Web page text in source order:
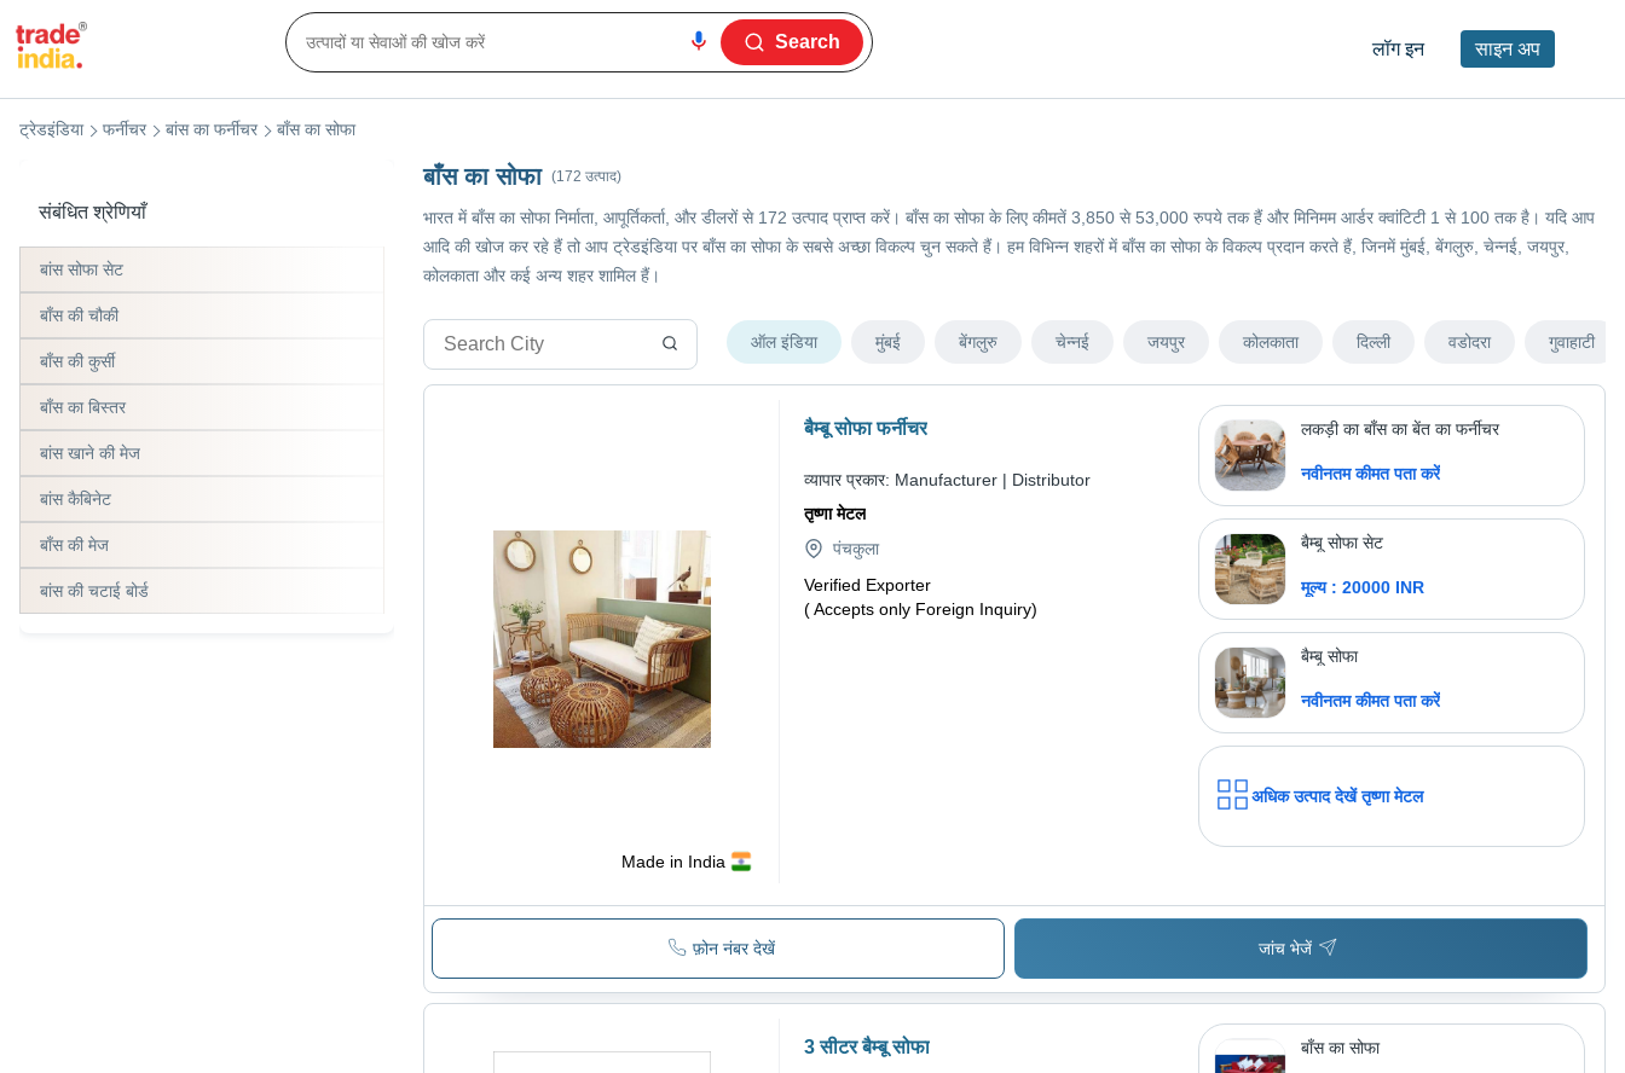
लॉग इन साइन अप
Search
बाँस का सोफा (172 उत्पाद)
भारत में बाँस का सोफा निर्माता, आपूर्तिकर्ता, और डीलरों से 172 उत्पाद प्राप्त करें। बाँस का सोफा के लिए कीमतें 3,850 से 53,000 रुपये तक हैं और मिनिमम आर्डर क्वांटिटी 1 से 100 तक है। यदि आप
आदि की खोज कर रहे हैं तो आप ट्रेडइंडिया पर बाँस का सोफा के सबसे अच्छा विकल्प चुन सकते हैं। हम विभिन्न शहरों में बाँस का सोफा के विकल्प प्रदान करते हैं, जिनमें मुंबई, बेंगलुरु, चेन्नई, जयपुर,
कोलकाता और कई अन्य शहर शामिल हैं।
ऑल इंडिया मुंबई बेंगलुरु चेन्नई जयपुर कोलकाता दिल्ली वडोदरा गुवाहाटी
Made in India
बैम्बू सोफा फर्नीचर
व्यापार प्रकार: Manufacturer | Distributor
तृष्णा मेटल
पंचकुला
Verified Exporter
( Accepts only Foreign Inquiry)
लकड़ी का बाँस का बेंत का फर्नीचर
नवीनतम कीमत पता करें
बैम्बू सोफा सेट
मूल्य : 20000 INR
बैम्बू सोफा
नवीनतम कीमत पता करें
अधिक उत्पाद देखें तृष्णा मेटल
फ़ोन नंबर देखें जांच भेजें
3 सीटर बैम्बू सोफा बाँस का सोफा
संबंधित श्रेणियाँ
बांस सोफा सेट
बाँस की चौकी
बाँस की कुर्सी
बाँस का बिस्तर
बांस खाने की मेज
बांस कैबिनेट
बाँस की मेज
बांस की चटाई बोर्ड
ट्रेडइंडिया फर्नीचर बांस का फर्नीचर बाँस का सोफा